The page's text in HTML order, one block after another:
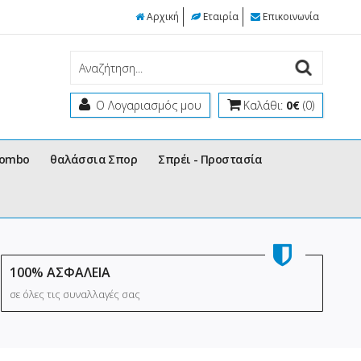
Αρχική Εταιρία Επικοινωνία
Ο Λογαριασμός μου Καλάθι: 0€ (0)
θαλάσσια Σπορ Σπρέι - Προστασία
100% ΑΣΦΑΛΕΙΑ
σε όλες τις συναλλαγές σας